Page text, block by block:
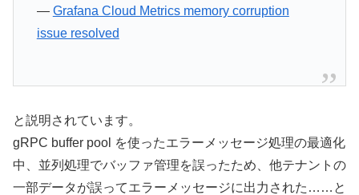
— Grafana Cloud Metrics memory corruption
issue resolved
と説明されています。
gRPC buffer pool を使ったエラーメッセージ処理の最適化
中、並列処理でバッファ管理を誤ったため、他テナントの
一部データが誤ってエラーメッセージに出力された……と